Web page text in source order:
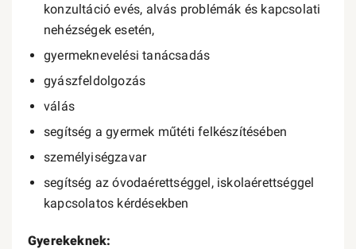
konzultáció evés, alvás problémák és kapcsolati
nehézségek esetén,
gyermeknevelési tanácsadás
gyászfeldolgozás
válás
segítség a gyermek műtéti felkészítésében
személyiségzavar
segítség az óvodaérettséggel, iskolaérettséggel
kapcsolatos kérdésekben
Gyerekeknek: